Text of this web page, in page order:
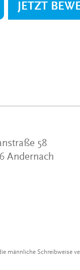
JETZT
58
Andernach
männliche Schreibweise